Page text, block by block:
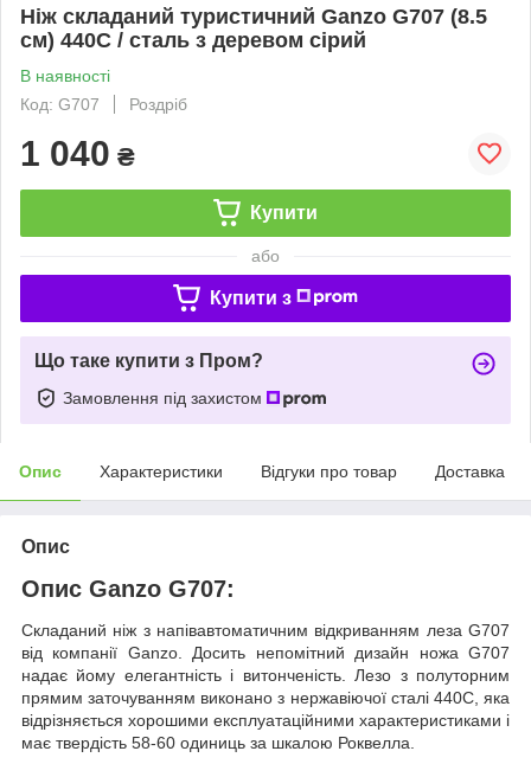
Ніж складаний туристичний Ganzo G707 (8.5
см) 440C / сталь з деревом сірий
В наявності
Код: G707
Роздріб
1 040 ₴
Купити
або
Купити з
Що таке купити з Пром?
Замовлення під захистом
Опис Характеристики Відгуки про товар Доставка
Опис
Опис Ganzo G707:
Складаний ніж з напівавтоматичним відкриванням леза G707
від компанії Ganzo. Досить непомітний дизайн ножа G707
надає йому елегантність і витонченість. Лезо з полуторним
прямим заточуванням виконано з нержавіючої сталі 440С, яка
відрізняється хорошими експлуатаційними характеристиками і
має твердість 58-60 одиниць за шкалою Роквелла.